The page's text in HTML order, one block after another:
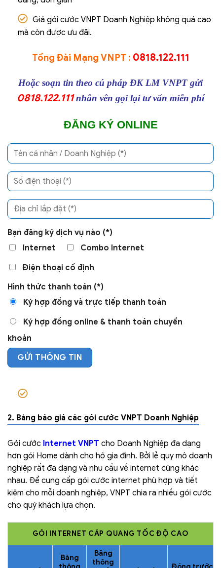
Giá gói cước VNPT Doanh Nghiệp không quá cao
mà còn được ưu đãi.
Tổng Đài Mạng VNPT : 0818.122.111
Hoặc soạn tin theo cú pháp ĐK LM VNPT gửi
0818.122.111nhân vên gọi lại tư vấn miễn phí
ĐĂNG KÝ ONLINE
Bạn đăng ký dịch vụ nào (*)
Internet
Combo Internet
Điện thoại cố định
Hình thức thanh toán (*)
Ký hợp đồng và trực tiếp thanh toán
Ký hợp đồng online & thanh toán chuyển
khoản
2. Bảng báo giá các gói cước VNPT Doanh Nghiệp
Gói cước Internet VNPT cho Doanh Nghiệp đa dạng
hơn gói Home dành cho hộ gia đình. Bởi lẻ quy mô doanh
nghiệp rất đa dạng và nhu cầu về internet cũng khác
nhau. Để cung cấp gói cước internet phù hợp và tiết
kiệm cho mỗi doanh nghiệp, VNPT chia ra nhiều gói cước
cho quý khách lựa chọn.
GÓI INTERNET CÁP QUANG TỐC ĐỘ CAO
Băng
Băng
thông